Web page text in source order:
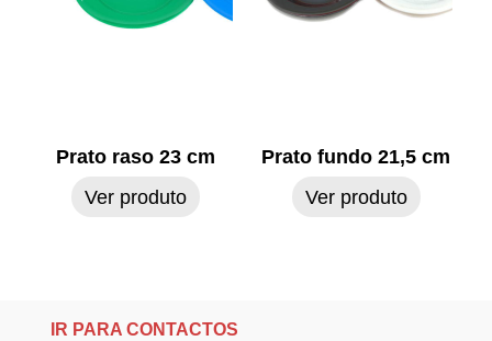
Prato raso 23 cm
Ver produto
Prato fundo 21,5 cm
Ver produto
IR PARA CONTACTOS